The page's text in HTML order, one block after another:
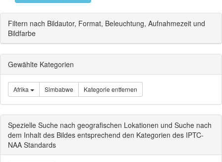
Filtern nach Bildautor, Format, Beleuchtung, Aufnahmezeit und
Bildfarbe
Gewählte Kategorien
Afrika Simbabwe Kategorie entfernen
Spezielle Suche nach geografischen Lokationen und Suche nach
dem Inhalt des Bildes entsprechend den Kategorien des IPTC-
NAA Standards